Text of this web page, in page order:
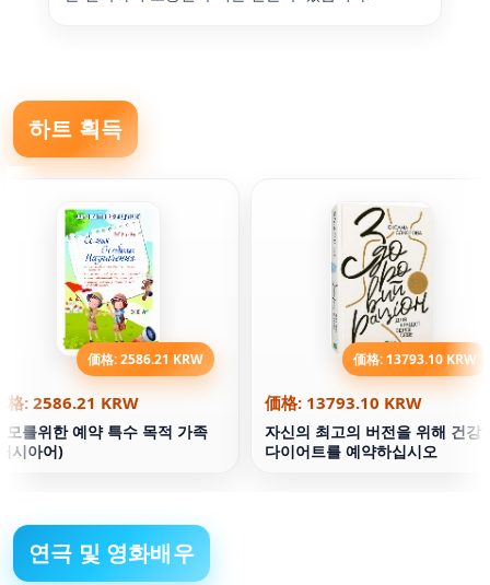
하트 획득
価格: 2586.21 KRW
格: 2586.21 KRW
모를위한 예약 특수 목적 가족
시아어)
価格: 13793.10 KRW
価格: 13793.10 KRW
자신의 최고의 버전을 위해 건강
다이어트를 예약하십시오
연극 및 영화배우